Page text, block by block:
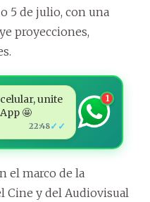
5 de julio, con una
proyecciones,
unite
🤩
22:48✓✓
1
el marco de la
Cine y del Audiovisual